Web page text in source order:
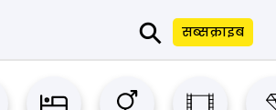
⚲ सब्सक्राइब